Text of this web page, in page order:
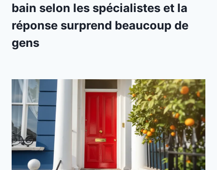
bain selon les spécialistes et la
réponse surprend beaucoup de
gens